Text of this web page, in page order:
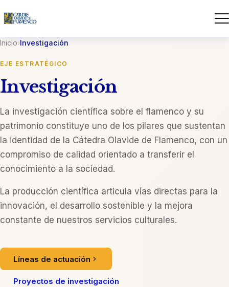
Inicio›Investigación
EJE ESTRATÉGICO
Investigación
La investigación científica sobre el flamenco y su
patrimonio constituye uno de los pilares que sustentan
la identidad de la Cátedra Olavide de Flamenco, con un
compromiso de calidad orientado a transferir el
conocimiento a la sociedad.
La producción científica articula vías directas para la
innovación, el desarrollo sostenible y la mejora
constante de nuestros servicios culturales.
Líneas de actuación
Proyectos de investigación